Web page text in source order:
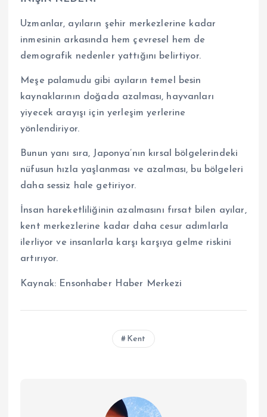
Uzmanlar, ayıların şehir merkezlerine kadar
inmesinin arkasında hem çevresel hem de
demografik nedenler yattığını belirtiyor.
Meşe palamudu gibi ayıların temel besin
kaynaklarının doğada azalması, hayvanları
yiyecek arayışı için yerleşim yerlerine
yönlendiriyor.
Bunun yanı sıra, Japonya’nın kırsal bölgelerindeki
nüfusun hızla yaşlanması ve azalması, bu bölgeleri
daha sessiz hale getiriyor.
İnsan hareketliliğinin azalmasını fırsat bilen ayılar,
kent merkezlerine kadar daha cesur adımlarla
ilerliyor ve insanlarla karşı karşıya gelme riskini
artırıyor.
Kaynak: Ensonhaber Haber Merkezi
Kent